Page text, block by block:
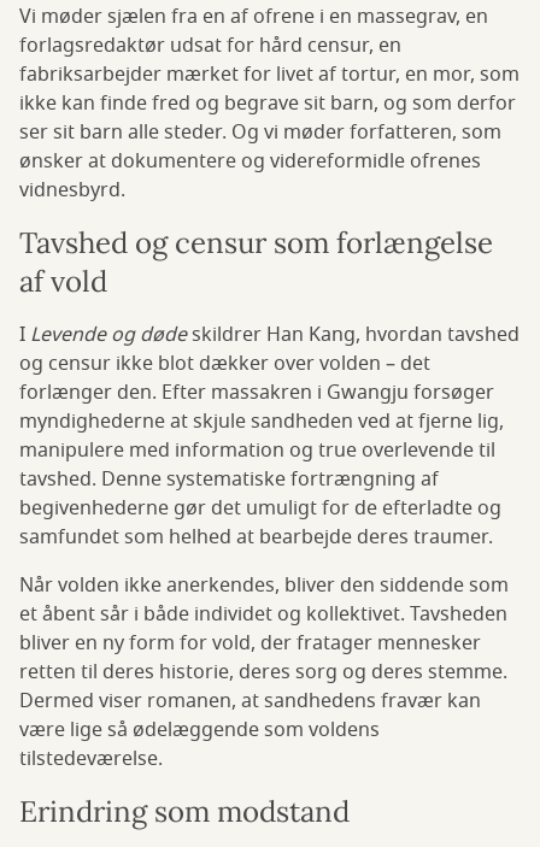
Vi møder sjælen fra en af ofrene i en massegrav, en
forlagsredaktør udsat for hård censur, en
fabriksarbejder mærket for livet af tortur, en mor, som
ikke kan finde fred og begrave sit barn, og som derfor
ser sit barn alle steder. Og vi møder forfatteren, som
ønsker at dokumentere og videreformidle ofrenes
vidnesbyrd.
Tavshed og censur som forlængelse
af vold
I Levende og dødeskildrer Han Kang, hvordan tavshed
og censur ikke blot dækker over volden – det
forlænger den. Efter massakren i Gwangju forsøger
myndighederne at skjule sandheden ved at fjerne lig,
manipulere med information og true overlevende til
tavshed. Denne systematiske fortrængning af
begivenhederne gør det umuligt for de efterladte og
samfundet som helhed at bearbejde deres traumer.
Når volden ikke anerkendes, bliver den siddende som
et åbent sår i både individet og kollektivet. Tavsheden
bliver en ny form for vold, der fratager mennesker
retten til deres historie, deres sorg og deres stemme.
Dermed viser romanen, at sandhedens fravær kan
være lige så ødelæggende som voldens
tilstedeværelse.
Erindring som modstand